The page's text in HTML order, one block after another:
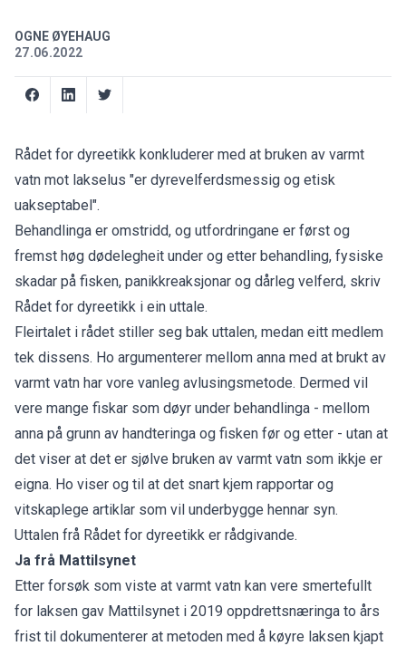
OGNE ØYEHAUG
27.06.2022
Rådet for dyreetikk konkluderer med at bruken av varmt
vatn mot lakselus "er dyrevelferdsmessig og etisk
uakseptabel".
Behandlinga er omstridd, og utfordringane er først og
fremst høg dødelegheit under og etter behandling, fysiske
skadar på fisken, panikkreaksjonar og dårleg velferd, skriv
Rådet for dyreetikk i ein uttale.
Fleirtalet i rådet stiller seg bak uttalen, medan eitt medlem
tek dissens. Ho argumenterer mellom anna med at brukt av
varmt vatn har vore vanleg avlusingsmetode. Dermed vil
vere mange fiskar som døyr under behandlinga - mellom
anna på grunn av handteringa og fisken før og etter - utan at
det viser at det er sjølve bruken av varmt vatn som ikkje er
eigna. Ho viser og til at det snart kjem rapportar og
vitskaplege artiklar som vil underbygge hennar syn.
Uttalen frå Rådet for dyreetikk er rådgivande.
Ja frå Mattilsynet
Etter forsøk som viste at varmt vatn kan vere smertefullt
for laksen gav Mattilsynet i 2019 oppdrettsnæringa to års
frist til dokumenterer at metoden med å køyre laksen kjapt